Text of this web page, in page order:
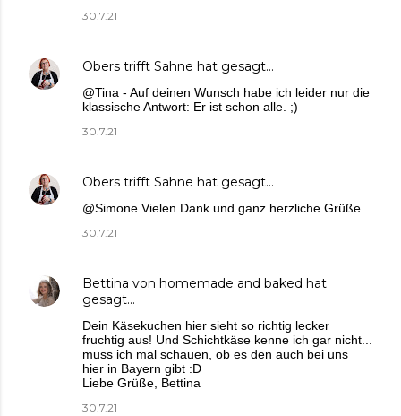
30.7.21
Obers trifft Sahne hat gesagt…
@Tina - Auf deinen Wunsch habe ich leider nur die
klassische Antwort: Er ist schon alle. ;)
30.7.21
Obers trifft Sahne hat gesagt…
@Simone Vielen Dank und ganz herzliche Grüße
30.7.21
Bettina von homemade and baked hat
gesagt…
Dein Käsekuchen hier sieht so richtig lecker
fruchtig aus! Und Schichtkäse kenne ich gar nicht...
muss ich mal schauen, ob es den auch bei uns
hier in Bayern gibt :D
Liebe Grüße, Bettina
30.7.21